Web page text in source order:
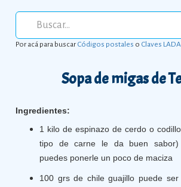
Por acá para buscarCódigos postales o Claves LADA
Sopa de migas de
Ingredientes:
1 kilo de espinazo de cerdo o
tipo de carne le da buen
puedes ponerle un poco de maciza
100 grs de chile guajillo puede